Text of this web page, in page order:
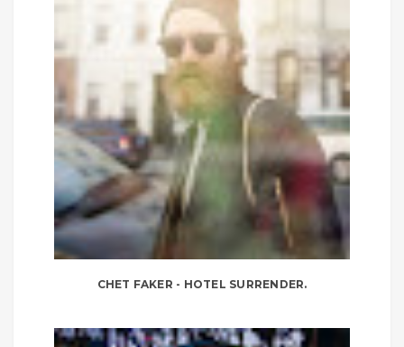
CHET FAKER - HOTEL SURRENDER.